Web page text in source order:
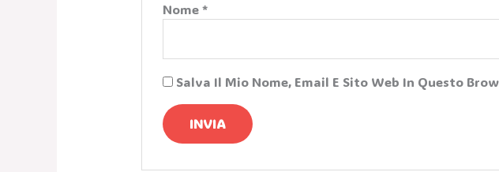
Nome*
Salva Il Mio Nome, Email E Sito Web In Questo